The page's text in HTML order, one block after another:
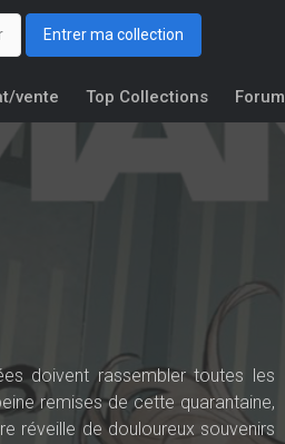
Entrer ma collection
vente Top Collections Forum
doivent rassembler toutes les
remises de cette quarantaine,
réveille de douloureux souvenirs